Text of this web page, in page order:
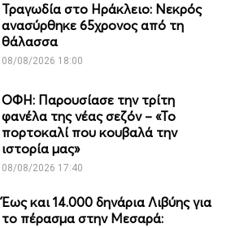
Τραγωδία στο Ηράκλειο: Νεκρός
ανασύρθηκε 65χρονος από τη
θάλασσα
08/08/2026 18:00
ΟΦΗ: Παρουσίασε την τρίτη
φανέλα της νέας σεζόν – «Το
πορτοκαλί που κουβαλά την
ιστορία μας»
08/08/2026 17:40
Έως και 14.000 δηνάρια Λιβύης για
το πέρασμα στην Μεσαρά: